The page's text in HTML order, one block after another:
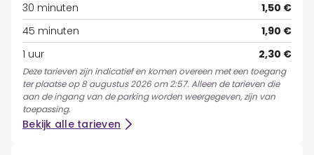
30 minuten
1,50 €
45 minuten
1,90 €
1 uur
2,30 €
Deze tarieven zijn indicatief en komen overeen met een toegang
ter plaatse op 8 augustus 2026 om 2:57. Alleen de tarieven die
aan de ingang van de parking worden weergegeven, zijn van
toepassing.
Bekijk alle tarieven